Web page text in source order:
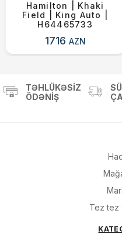
Hamilton | Khaki
Field | King Auto |
H64465733
1716 AZN
TƏHLÜKƏSIZ
ÖDƏNIŞ
Tez tez